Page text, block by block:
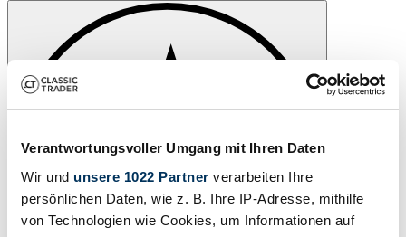
Verantwortungsvoller Umgang mit Ihren Daten
Wir und unsere 1022 Partner verarbeiten Ihre
persönlichen Daten, wie z. B. Ihre IP-Adresse, mithilfe
von Technologien wie Cookies, um Informationen auf